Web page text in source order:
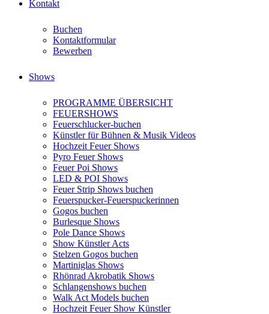
Kontakt
Buchen
Kontaktformular
Bewerben
Shows
PROGRAMME ÜBERSICHT
FEUERSHOWS
Feuerschlucker-buchen
Künstler für Bühnen & Musik Videos
Hochzeit Feuer Shows
Pyro Feuer Shows
Feuer Poi Shows
LED & POI Shows
Feuer Strip Shows buchen
Feuerspucker-Feuerspuckerinnen
Gogos buchen
Burlesque Shows
Pole Dance Shows
Show Künstler Acts
Stelzen Gogos buchen
Martiniglas Shows
Rhönrad Akrobatik Shows
Schlangenshows buchen
Walk Act Models buchen
Hochzeit Feuer Show Künstler